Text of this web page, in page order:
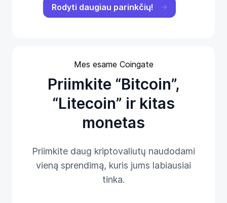
Rodyti daugiau parinkčių!
Mes esame Coingate
Priimkite “Bitcoin”,
“Litecoin” ir kitas
monetas
Priimkite daug kriptovaliutų naudodami
vieną sprendimą, kuris jums labiausiai
tinka.